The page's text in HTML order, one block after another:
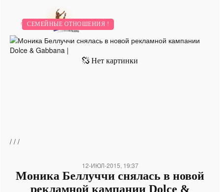
НОВИНКИ.
/
ЗВЕЗДНЫЙ СТИЛЬ.
/
МОДНЫЕ ТЕНДЕНЦИИ.
/
СЕМЕЙНЫЕ ОТНОШЕНИЯ !
12-ИЮЛ-2015, 19:37
Моника Беллуччи снялась в новой
рекламной кампании Dolce &